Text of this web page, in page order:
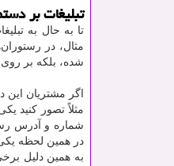
تبلیغات بر
تا به حال به
مثال، در
شده، بلکه بر
اگر مشتریان
مثلاً تصور کنید
شماره و آدرس
در همین لحظه
به همین دلیل